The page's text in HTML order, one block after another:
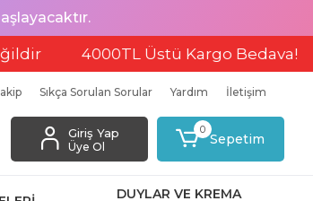
4000TL Üstü Kargo Bedava!
Sıkça Sorulan Sorular Yardım İletişim
Giriş Yap
Üye Ol
0
Sepetim
DUYLAR VE KREMA